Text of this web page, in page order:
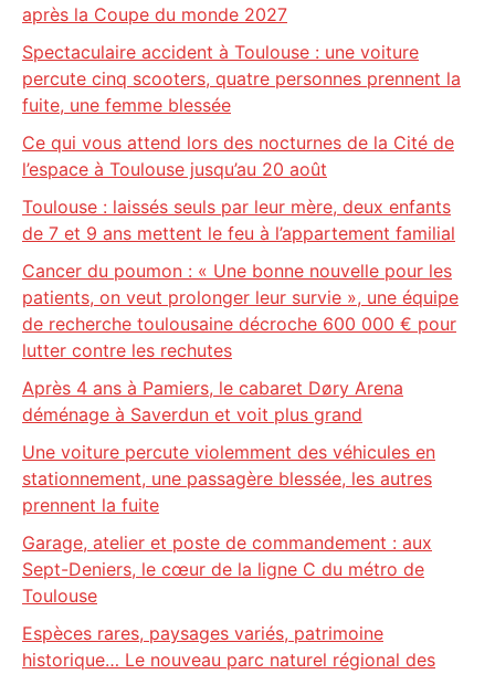
après la Coupe du monde 2027
Spectaculaire accident à Toulouse : une voiture
percute cinq scooters, quatre personnes prennent la
fuite, une femme blessée
Ce qui vous attend lors des nocturnes de la Cité de
l’espace à Toulouse jusqu’au 20 août
Toulouse : laissés seuls par leur mère, deux enfants
de 7 et 9 ans mettent le feu à l’appartement familial
Cancer du poumon : « Une bonne nouvelle pour les
patients, on veut prolonger leur survie », une équipe
de recherche toulousaine décroche 600 000 € pour
lutter contre les rechutes
Après 4 ans à Pamiers, le cabaret Døry Arena
déménage à Saverdun et voit plus grand
Une voiture percute violemment des véhicules en
stationnement, une passagère blessée, les autres
prennent la fuite
Garage, atelier et poste de commandement : aux
Sept-Deniers, le cœur de la ligne C du métro de
Toulouse
Espèces rares, paysages variés, patrimoine
historique… Le nouveau parc naturel régional des